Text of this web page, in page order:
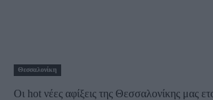
Θεσσαλονίκη
Οι hot νέες αφίξεις της Θεσσαλονίκης μας